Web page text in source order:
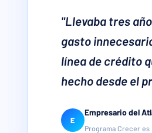
"Llevaba tres
gasto
línea de crédito
hecho desde el
E
Empresario del
Programa Crecer es